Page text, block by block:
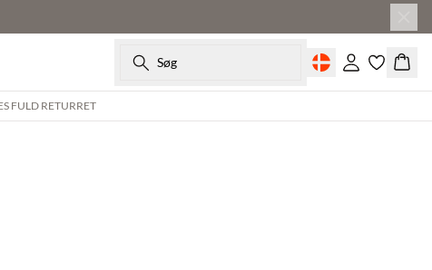
Søg Log ind Kurv
FULD RETURRET